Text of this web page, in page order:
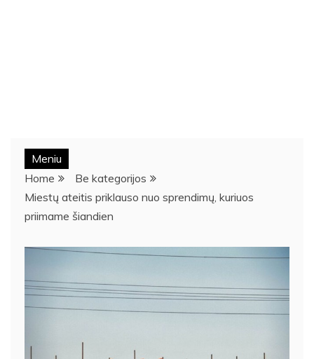
Meniu
Home
Be kategorijos
Miestų ateitis priklauso nuo sprendimų, kuriuos
priimame šiandien